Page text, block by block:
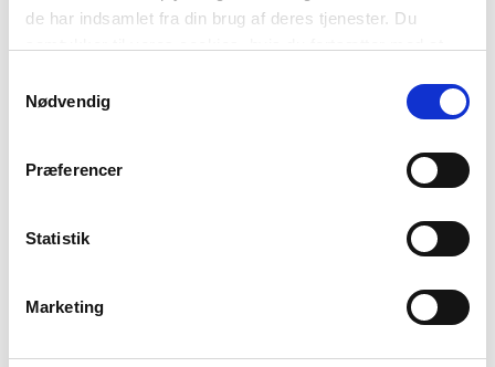
de har indsamlet fra din brug af deres tjenester. Du
Nødvendig
Præferencer
Statistik
Marketing
SAAMELAISKIELET
kiltinänsaame, turjansaame
pohjoissaameksi)
VIIMEISIN TIETOKIRJALLINEN TEKSTI